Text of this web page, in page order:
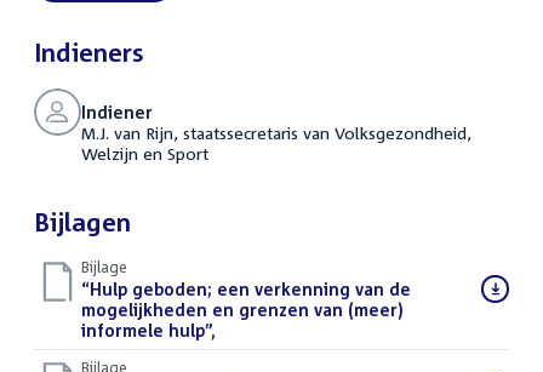
Indieners
Indiener
M.J. van Rijn, staatssecretaris van Volksgezondheid,
Welzijn en Sport
Bijlagen
Bijlage
Download
bestand:
“Hulp geboden; een verkenning van de
mogelijkheden en grenzen van (meer)
informele hulp”,
Bijlage